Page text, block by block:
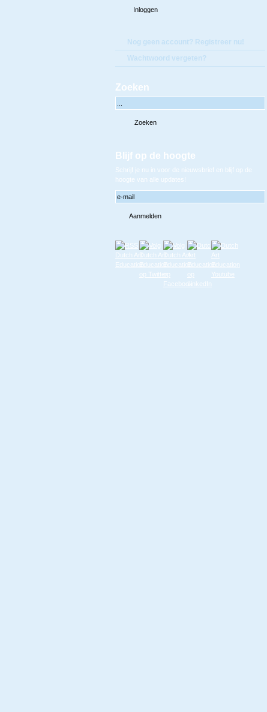
Nog geen account? Registreer nu!
Wachtwoord vergeten?
Zoeken
Blijf op de hoogte
Schrijf je nu in voor de nieuwsbrief en blijf op de
hoogte van alle updates!